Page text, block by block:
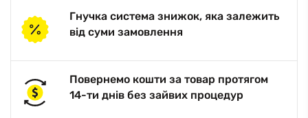
Гнучка система знижок, яка залежить
від суми замовлення
Повернемо кошти за товар протягом
14-ти днів без зайвих процедур